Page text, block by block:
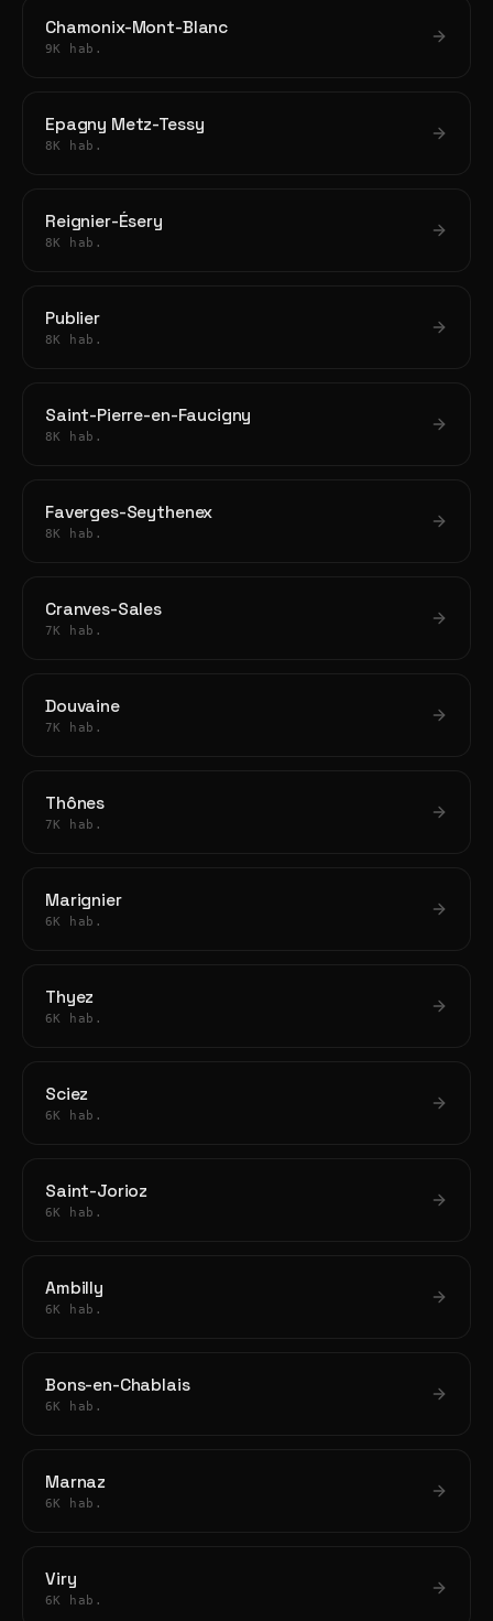
Chamonix-Mont-Blanc
9K hab.
Epagny Metz-Tessy
8K hab.
Reignier-Ésery
8K hab.
Publier
8K hab.
Saint-Pierre-en-Faucigny
8K hab.
Faverges-Seythenex
8K hab.
Cranves-Sales
7K hab.
Douvaine
7K hab.
Thônes
7K hab.
Marignier
6K hab.
Thyez
6K hab.
Sciez
6K hab.
Saint-Jorioz
6K hab.
Ambilly
6K hab.
Bons-en-Chablais
6K hab.
Marnaz
6K hab.
Viry
6K hab.